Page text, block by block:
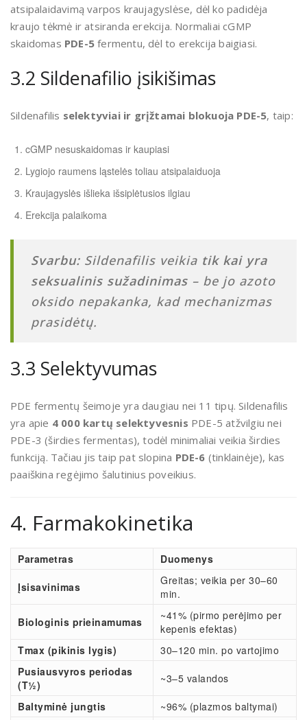
atsipalaidavimą varpos kraujagyslėse, dėl ko padidėja
kraujo tėkmė ir atsiranda erekcija. Normaliai cGMP
skaidomas PDE-5 fermentu, dėl to erekcija baigiasi.
3.2 Sildenafilio įsikišimas
Sildenafilis selektyviai ir grįžtamai blokuoja PDE-5, taip:
cGMP nesuskaidomas ir kaupiasi
Lygiojo raumens ląstelės toliau atsipalaiduoja
Kraujagyslės išlieka išsiplėtusios ilgiau
Erekcija palaikoma
Svarbu: Sildenafilis veikia tik kai yra
seksualinis sužadinimas – be jo azoto
oksido nepakanka, kad mechanizmas
prasidėtų.
3.3 Selektyvumas
PDE fermentų šeimoje yra daugiau nei 11 tipų. Sildenafilis
yra apie 4 000 kartų selektyvesnis PDE-5 atžvilgiu nei
PDE-3 (širdies fermentas), todėl minimaliai veikia širdies
funkciją. Tačiau jis taip pat slopina PDE-6 (tinklainėje), kas
paaiškina regėjimo šalutinius poveikius.
4. Farmakokinetika
Parametras Duomenys
Įsisavinimas
Greitas; veikia per 30–60
min.
Biologinis prieinamumas
~41% (pirmo perėjimo per
kepenis efektas)
Tmax (pikinis lygis)
30–120 min. po vartojimo
Pusiausvyros periodas
(T½)
~3–5 valandos
Baltyminė jungtis ~96% (plazmos baltymai)